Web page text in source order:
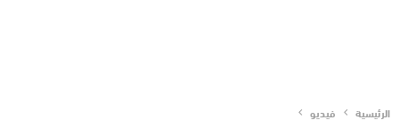
الرئيسية فيديو